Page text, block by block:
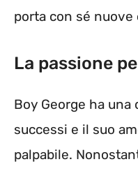
porta con sé
La passione
Boy George ha
successi e il suo
palpabile.